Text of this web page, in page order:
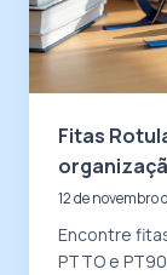
Fitas
12 de novembro
Encontre
PTTO e